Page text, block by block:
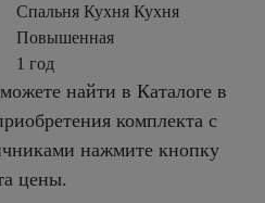
Спальня Кухня Кухня
Повышенная
1 год
найти в Каталоге в
комплекта с
нажмите кнопку
цены.